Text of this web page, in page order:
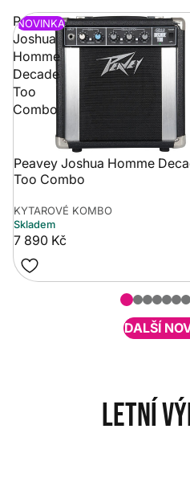
Peavey
Joshua
Homme
Decade
Too
Combo
NOVINKA
Peavey Joshua Homme
Too Combo
KYTAROVÉ KOMBO
Skladem
7 890 Kč
DALŠÍ
Letní